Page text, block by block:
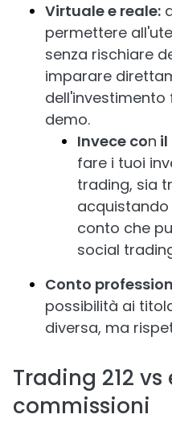
Virtuale e reale:
permettere
senza rischiare
imparare
dell'investimento
demo.
Invece con il
fare i tuoi
trading, sia
acquistando
conto che
social
Conto
possibilità ai
diversa, ma
Trading 212 vs
commissioni